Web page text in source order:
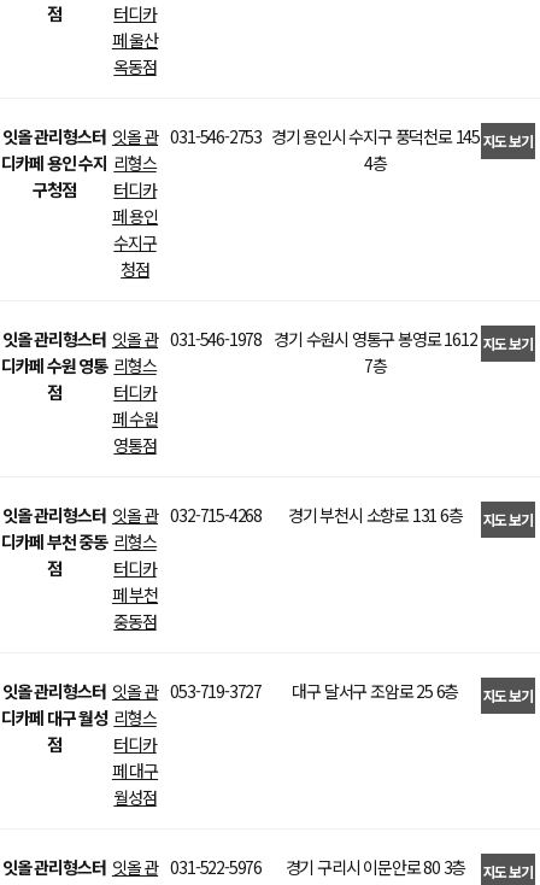
점
터디카
페 울산
옥동점
잇올 관리형스터
디카페 용인 수지
구청점
잇올 관
리형스
터디카
페 용인
수지구
청점
031-546-2753 경기 용인시 수지구 풍덕천로 145
4층
지도 보기
잇올 관리형스터
디카페 수원 영통
점
잇올 관
리형스
터디카
페 수원
영통점
031-546-1978 경기 수원시 영통구 봉영로 1612
7층
지도 보기
잇올 관리형스터
디카페 부천 중동
점
잇올 관
리형스
터디카
페 부천
중동점
032-715-4268 경기 부천시 소향로 131 6층 지도 보기
잇올 관리형스터
디카페 대구 월성
점
잇올 관
리형스
터디카
페 대구
월성점
053-719-3727 대구 달서구 조암로 25 6층 지도 보기
잇올 관리형스터 잇올 관 031-522-5976 경기 구리시 이문안로 80 3층 지도 보기